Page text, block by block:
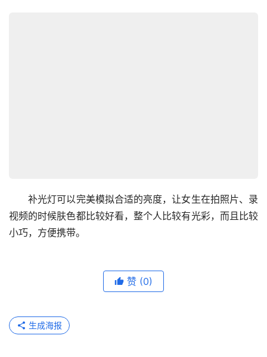
补光灯可以完美模拟合适的亮度，让女生在拍照片、录
视频的时候肤色都比较好看，整个人比较有光彩，而且比较
小巧，方便携带。
赞 (0)
生成海报